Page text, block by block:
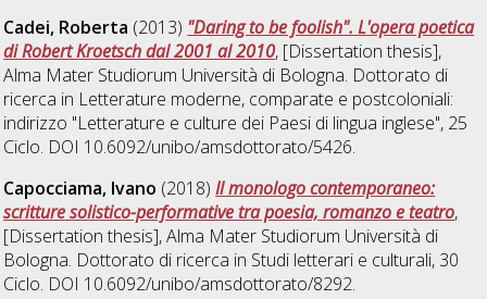
Cadei, Roberta (2013) "Daring to be foolish". L'opera poetica
di Robert Kroetsch dal 2001 al 2010, [Dissertation thesis],
Alma Mater Studiorum Università di Bologna. Dottorato di
ricerca in Letterature moderne, comparate e postcoloniali:
indirizzo "Letterature e culture dei Paesi di lingua inglese", 25
Ciclo. DOI 10.6092/unibo/amsdottorato/5426.
Capocciama, Ivano (2018)Il monologo contemporaneo:
scritture solistico-performative tra poesia, romanzo e teatro,
[Dissertation thesis], Alma Mater Studiorum Università di
Bologna. Dottorato di ricerca in Studi letterari e culturali, 30
Ciclo. DOI 10.6092/unibo/amsdottorato/8292.